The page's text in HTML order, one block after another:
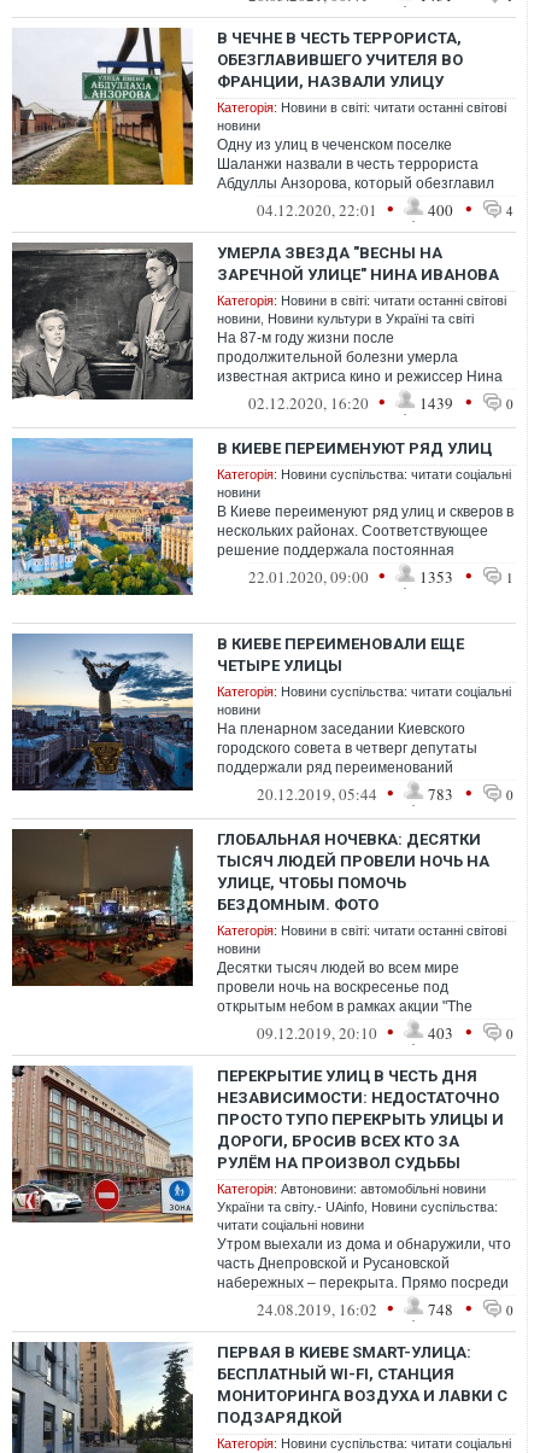
В ЧЕЧНЕ В ЧЕСТЬ ТЕРРОРИСТА,
ОБЕЗГЛАВИВШЕГО УЧИТЕЛЯ ВО
ФРАНЦИИ, НАЗВАЛИ УЛИЦУ
Категорія: Новини в світі: читати останні світові
новини
Одну из улиц в чеченском поселке
Шаланжи назвали в честь террориста
Абдуллы Анзорова, который обезглавил
во Франции преподавателя Самюэля
04.12.2020, 22:01 • 400 • 4
УМЕРЛА ЗВЕЗДА "ВЕСНЫ НА
ЗАРЕЧНОЙ УЛИЦЕ" НИНА ИВАНОВА
Категорія: Новини в світі: читати останні світові
новини Новини культури в Україні та світі
На 87-м году жизни после
продолжительной болезни умерла
известная актриса кино и режиссер Нина
Иванова, сыгравшая главную роль
в фильме "Весна на Заре...
02.12.2020, 16:20 • 1439 • 0
В КИЕВЕ ПЕРЕИМЕНУЮТ РЯД УЛИЦ
Категорія: Новини суспільства: читати соціальні
новини
В Киеве переименуют ряд улиц и скверов в
нескольких районах. Соответствующее
решение поддержала постоянная
комиссия Киевского горсовета по вопросам
22.01.2020, 09:00 • 1353 • 1
В КИЕВЕ ПЕРЕИМЕНОВАЛИ ЕЩЕ
ЧЕТЫРЕ УЛИЦЫ
Категорія: Новини суспільства: читати соціальні
новини
На пленарном заседании Киевского
городского совета в четверг депутаты
поддержали ряд переименований
столичных улиц.
20.12.2019, 05:44 • 783 • 0
ГЛОБАЛЬНАЯ НОЧЕВКА: ДЕСЯТКИ
ТЫСЯЧ ЛЮДЕЙ ПРОВЕЛИ НОЧЬ НА
УЛИЦЕ, ЧТОБЫ ПОМОЧЬ
БЕЗДОМНЫМ. ФОТО
Категорія: Новини в світі: читати останні світові
новини
Десятки тысяч людей во всем мире
провели ночь на воскресенье под
открытым небом в рамках акции "The
world's big sleepout", чтобы собрать
пожертвования...
09.12.2019, 20:10 • 403 • 0
ПЕРЕКРЫТИЕ УЛИЦ В ЧЕСТЬ ДНЯ
НЕЗАВИСИМОСТИ: НЕДОСТАТОЧНО
ПРОСТО ТУПО ПЕРЕКРЫТЬ УЛИЦЫ И
ДОРОГИ, БРОСИВ ВСЕХ КТО ЗА
РУЛЁМ НА ПРОИЗВОЛ СУДЬБЫ
Категорія: Автоновини: автомобільні новини
України та світу.- UAinfo Новини суспільства:
читати соціальні новини
Утром выехали из дома и обнаружили, что
часть Днепровской и Русановской
набережных – перекрыта. Прямо посреди
дороги стоят барьеры, за которыми
24.08.2019, 16:02 • 748 • 0
ПЕРВАЯ В КИЕВЕ SMART-УЛИЦА:
БЕСПЛАТНЫЙ WI-FI, СТАНЦИЯ
МОНИТОРИНГА ВОЗДУХА И ЛАВКИ С
ПОДЗАРЯДКОЙ
Категорія: Новини суспільства: читати соціальні